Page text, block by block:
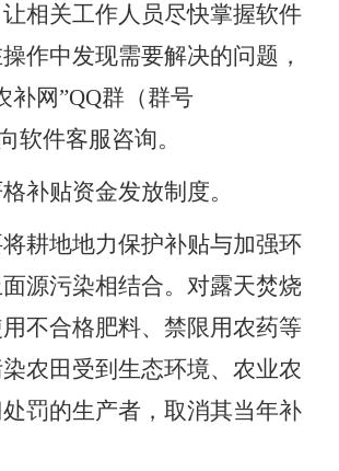
相关工作人员尽快掌握软件
作中发现需要解决的问题，
补网”QQ群（群号
软件客服咨询。
补贴资金发放制度。
耕地地力保护补贴与加强环
源污染相结合。 对露天焚烧
不合格肥料、禁限用农药等
农田受到生态环境、农业农
罚的生产者，取消其当年补